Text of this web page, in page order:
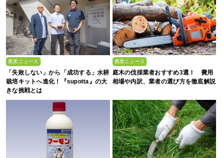
農業ニュース
「失敗しない」から「成功する」水耕
栽培キットへ進化！『supotta』の大
きな挑戦とは
農業ニュース
庭木の伐採業者おすすめ3選！ 費用
相場や内訳、業者の選び方を徹底解説